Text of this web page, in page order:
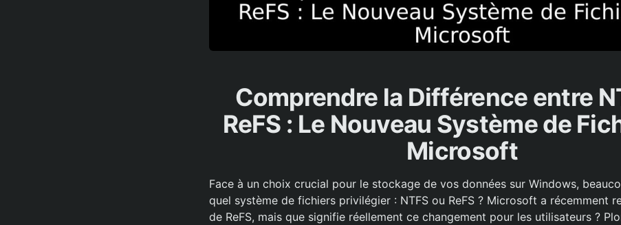
Comprendre la Différence entre
ReFS : Le Nouveau Système de
Microsoft
Face à un choix crucial pour le stockage de vos données sur Windows,
quel système de fichiers privilégier : NTFS ou ReFS ? Microsoft a récemment
de ReFS, mais que signifie réellement ce changement pour les utilisateurs ?